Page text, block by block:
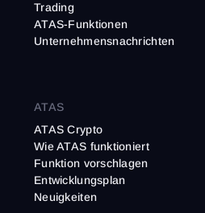
Trading
ATAS-Funktionen
Unternehmensnachrichten
ATAS
ATAS Crypto
Wie ATAS funktioniert
Funktion vorschlagen
Entwicklungsplan
Neuigkeiten